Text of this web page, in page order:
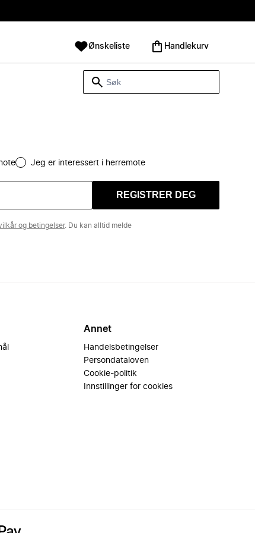
Ønskeliste Handlekurv
Jeg er interessert i herremote
REGISTRER DEG
og betingelser. Du kan alltid melde
Annet
Handelsbetingelser
Persondataloven
Cookie-politik
Innstillinger for cookies